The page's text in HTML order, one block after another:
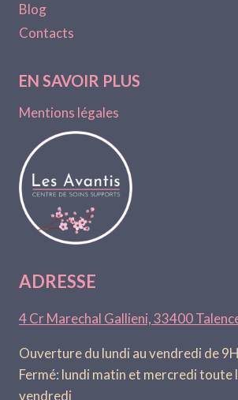
Blog
Contacts
EN SAVOIR PLUS
Mentions légales
ADRESSE
4 Cr Marechal Gallieni, 33400
Ouverture du lundi au vendredi de
Fermé: lundi matin et mercredi toute
vendredi